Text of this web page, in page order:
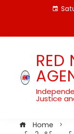
RED
Justice
Home